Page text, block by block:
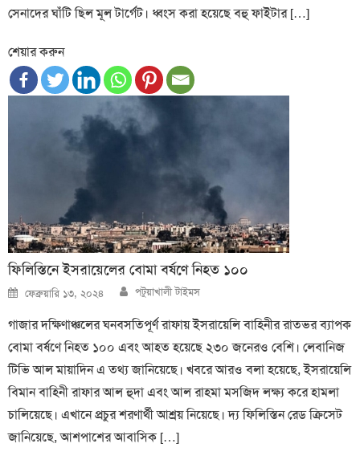
সেনাদের ঘাঁটি ছিল মূল টার্গেট। ধ্বংস করা হয়েছে বহু ফাইটার […]
শেয়ার করুন
ফিলিস্তিনে ইসরায়েলের বোমা বর্ষণে নিহত ১০০
Posted
on
ফেব্রুয়ারি ১৩, ২০২৪ Author
পটুয়াখালী টাইমস
গাজার দক্ষিণাঞ্চলের ঘনবসতিপূর্ণ রাফায় ইসরায়েলি বাহিনীর রাতভর ব্যাপক
বোমা বর্ষণে নিহত ১০০ এবং আহত হয়েছে ২৩০ জনেরও বেশি। লেবানিজ
টিভি আল মায়াদিন এ তথ্য জানিয়েছে। খবরে আরও বলা হয়েছে, ইসরায়েলি
বিমান বাহিনী রাফার আল হুদা এবং আল রাহমা মসজিদ লক্ষ্য করে হামলা
চালিয়েছে। এখানে প্রচুর শরণার্থী আশ্রয় নিয়েছে। দ্য ফিলিস্তিন রেড ক্রিসেট
জানিয়েছে, আশপাশের আবাসিক […]